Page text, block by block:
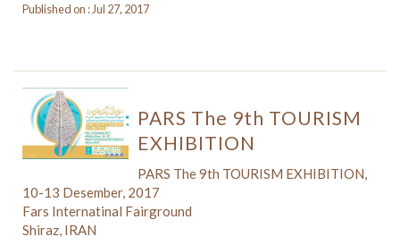
Published on : Jul 27, 2017
PARS The 9th TOURISM
EXHIBITION
PARS The 9th TOURISM EXHIBITION,
10-13 Desember, 2017
Fars Internatinal Fairground
Shiraz, IRAN